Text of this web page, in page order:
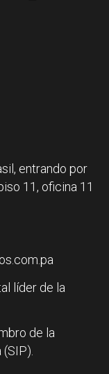
entrando por
11, oficina 11
líder de la
de la